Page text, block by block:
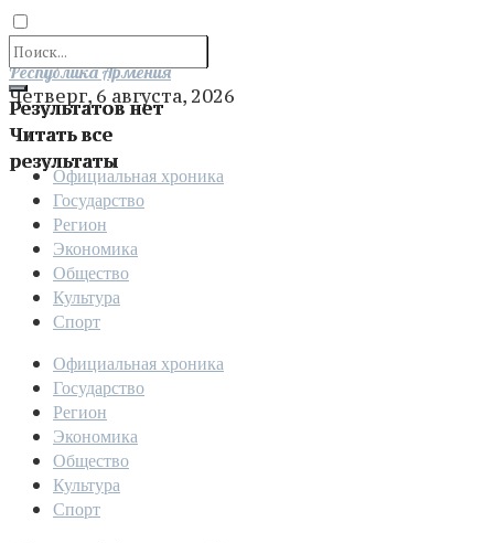
Результатов нет
Читать все
результаты
Отправить
Республика Армения
Четверг, 6 августа, 2026
Официальная хроника
Государство
Регион
Экономика
Общество
Культура
Спорт
Официальная хроника
Государство
Регион
Экономика
Общество
Культура
Спорт